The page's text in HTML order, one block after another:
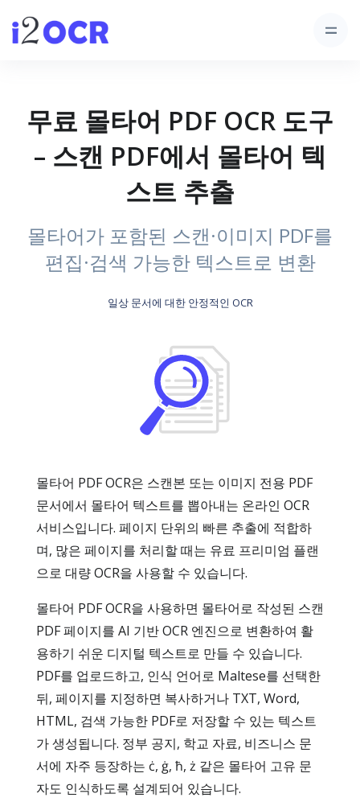
무료 몰타어 PDF OCR 도구
– 스캔 PDF에서 몰타어 텍
스트 추출
몰타어가 포함된 스캔·이미지 PDF를
편집·검색 가능한 텍스트로 변환
일상 문서에 대한 안정적인 OCR
몰타어 PDF OCR은 스캔본 또는 이미지 전용 PDF
문서에서 몰타어 텍스트를 뽑아내는 온라인 OCR
서비스입니다. 페이지 단위의 빠른 추출에 적합하
며, 많은 페이지를 처리할 때는 유료 프리미엄 플랜
으로 대량 OCR을 사용할 수 있습니다.
몰타어 PDF OCR을 사용하면 몰타어로 작성된 스캔
PDF 페이지를 AI 기반 OCR 엔진으로 변환하여 활
용하기 쉬운 디지털 텍스트로 만들 수 있습니다.
PDF를 업로드하고, 인식 언어로 Maltese를 선택한
뒤, 페이지를 지정하면 복사하거나 TXT, Word,
HTML, 검색 가능한 PDF로 저장할 수 있는 텍스트
가 생성됩니다. 정부 공지, 학교 자료, 비즈니스 문
서에 자주 등장하는 ċ, ġ, ħ, ż 같은 몰타어 고유 문
자도 인식하도록 설계되어 있습니다.